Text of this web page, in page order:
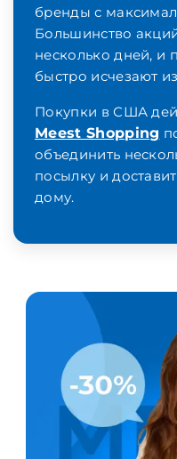
бренды с
Большинство
несколько дней, и
быстро исчезают
Покупки в США
Meest Shopping
объединить
посылку и
дому.